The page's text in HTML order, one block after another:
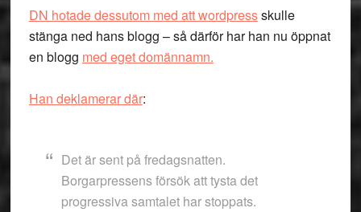
DN hotade dessutom med att wordpressskulle
stänga ned hans blogg – så därför har han nu öppnat
en blogg med eget domännamn.
Han deklamerar där:
Det är sent på fredagsnatten.
Borgarpressens försök att tysta det
progressiva samtalet har stoppats.